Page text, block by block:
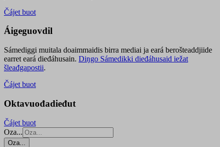
Čájet buot
Áigeguovdil
Sámediggi muitala doaimmaidis birra mediai ja eará berošteaddjiide
earret eará dieđáhusain. Diŋgo Sámedikki dieđáhusaid iežat
šleađgapostii.
Čájet buot
Oktavuođadieđut
Čájet buot
Oza...
Oza...